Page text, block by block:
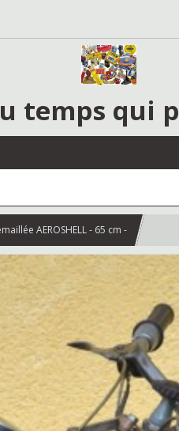
temps qui
AEROSHELL - 65 cm -